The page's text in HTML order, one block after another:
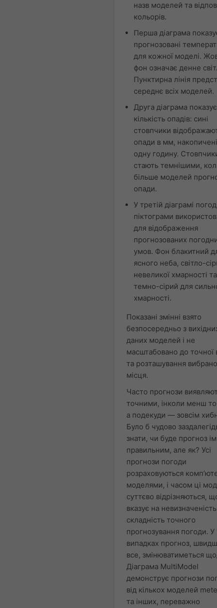
назв моделей та
кольорів.
Перша діаграма
прогнозовані
для кожної моделі.
фон означає денне
Пунктирна лінія
середнє всіх моделей.
Друга діаграма показує
кількість опадів: сині
стовпчики
опади в мм,
одну годину.
стають темнішими,
більше моделей
опади.
У третій діаграмі
піктограми
для відображення
прогнозованих
умов. Фон блакитний
ясного неба, світло-
невеликої хмарності та
темно-сірий для
хмарності.
Показані змінні взято
безпосередньо з
даних моделей і не
масштабовано до точної
та розташування
місця.
Часто прогнози
точними, інколи менш
а подекуди — зовсім
Було б чудово
знати, чи буде прогноз
правильним, але як? Усі
прогнози погоди
розраховуються
моделями, і часом ці
суттєво відрізняються,
вказує на невизначеність
складність точного
прогнозування погоди. У
випадках прогноз,
все, змінюватиметься
Діаграма MultiModel
демонструє прогнози
від кількох моделей
та інших, переважно